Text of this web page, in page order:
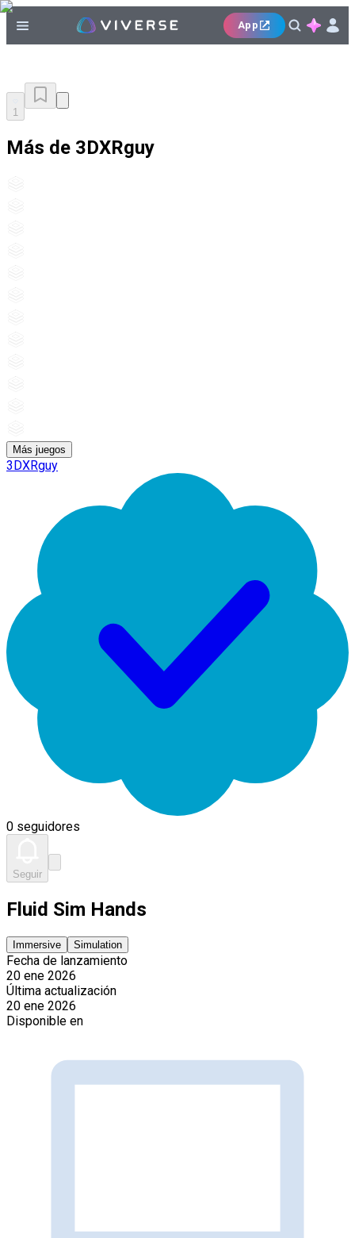
App
1
Más de 3DXRguy
Más juegos
3DXRguy
0 seguidores
Seguir
Fluid Sim Hands
Immersive Simulation
Fecha de lanzamiento
20 ene 2026
Última actualización
20 ene 2026
Disponible en